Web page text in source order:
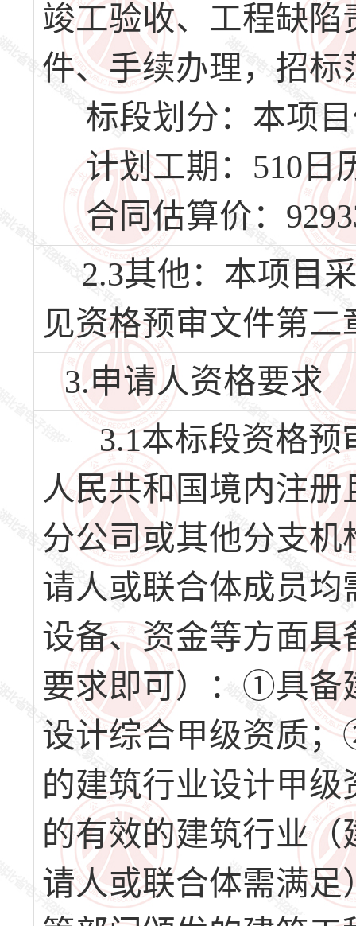
竣工验收、工程缺
件、手续办理，招
标段划分：本项目
计划工期：510日
合同估算价：
2.3其他：本项目
见资格预审文件第二
3.申请人资格要求
3.1本标段资格预
人民共和国境内注
分公司或其他分支
请人或联合体成员
设备、资金等方面
要求即可）：①具备
设计综合甲级资质
的建筑行业设计甲
的有效的建筑行业
请人或联合体需满